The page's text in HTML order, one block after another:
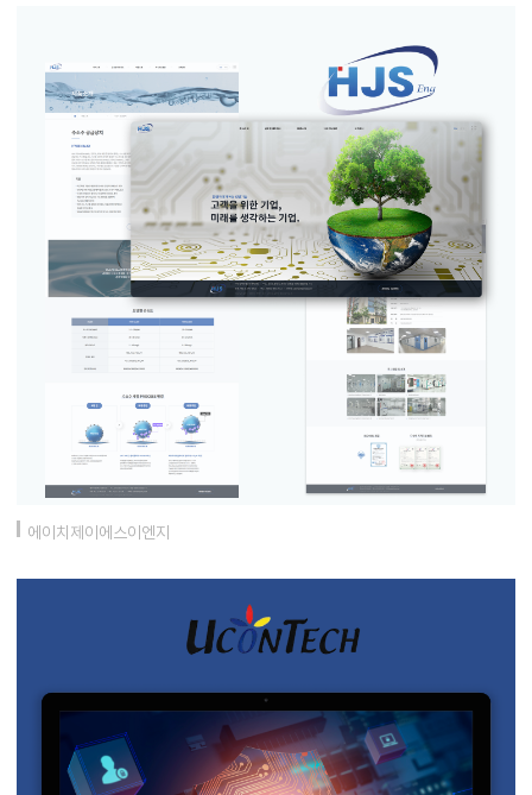
에이치제이에스이엔지